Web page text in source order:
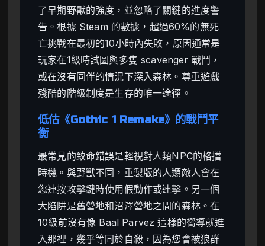
了早期野獸的強度，並忽略了關鍵的進度警
告。根據 Steam 的數據，超過60%的無死
亡挑戰在最初的10小時內失敗，原因通常是
玩家在1級時試圖與多隻 scavenger 戰鬥，
或在沒有同伴的情況下深入森林。尊重遊戲
殘酷的階級制度是生存的唯一途徑。
低估《Gothic 1 Remake》的戰鬥平
衡
最常見的致命錯誤是輕視對人類NPC的格擋
時機。與野獸不同，重製版的人類敵人會在
您連按攻擊鍵時使用假動作或連擊。另一個
大陷阱是舊營地和沼澤營地之間的森林。在
10級前沒有像 Baal Parvez 這樣的嚮導就進
入那裡，幾乎等同於自殺，因為您會被狼群